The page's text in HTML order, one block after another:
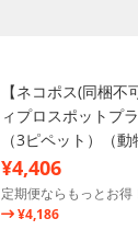
【ネコポス(同梱
ィプロスポットプ
（3ピペット）（動
¥4,406
定期便ならもっとお得
¥4,186